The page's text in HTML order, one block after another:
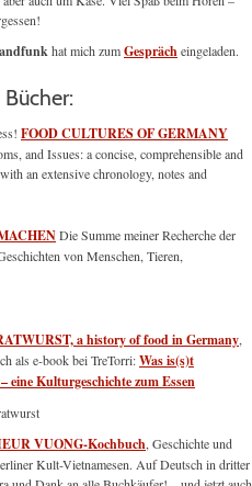
hat mich zumGesprächeingeladen.
FOOD CULTURES OF GERMANY
and Issues: a concise, comprehensible and
an extensive chronology, notes and
Die Summe meiner Recherche der
von Menschen, Tieren,
a history of food in Germany
als e-book bei TreTorri:Was is(s)t
eine Kulturgeschichte zum Essen
VUONG-Kochbuch , Geschichte und
Kult-Vietnamesen. Auf Deutsch in dritter